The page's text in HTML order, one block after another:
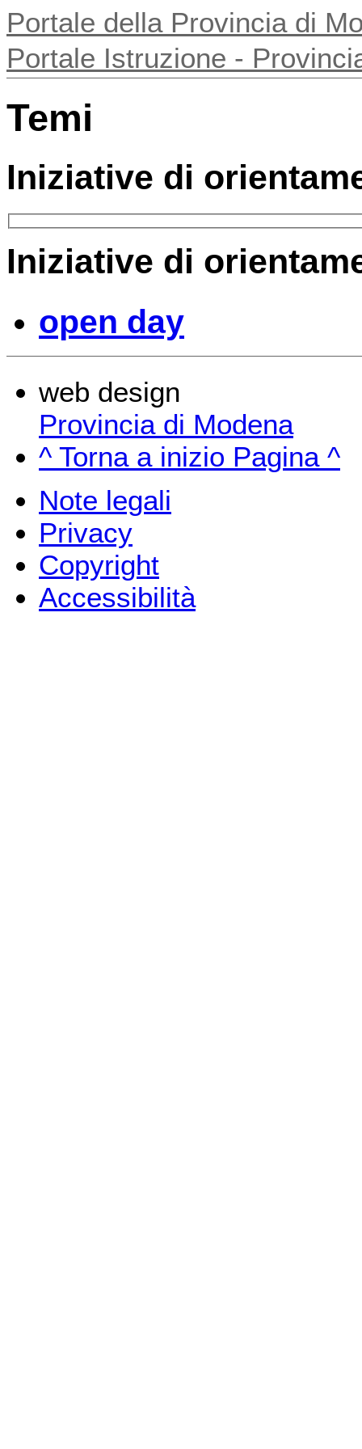
Portale della Provincia di
Portale Istruzione -
Temi
Iniziative di
Iniziative di
open day
web design
Provincia di Modena
^ Torna a inizio Pagina ^
Note legali
Privacy
Copyright
Accessibilità